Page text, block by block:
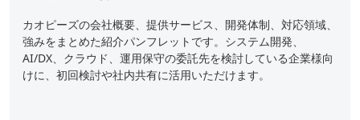
カオピーズの会社概要、提供サービス、開発体制、対応領域、
強みをまとめた紹介パンフレットです。システム開発、
AI/DX、クラウド、運用保守の委託先を検討している企業様向
けに、初回検討や社内共有に活用いただけます。